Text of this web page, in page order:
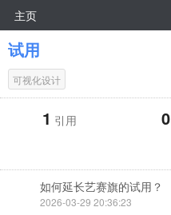
主页
试用
可视化设计
1 引用 0
如何延长艺赛旗的试用？
2026-03-29 20:36:23